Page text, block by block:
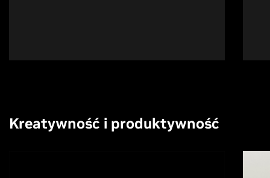
Kreatywność i produktywność